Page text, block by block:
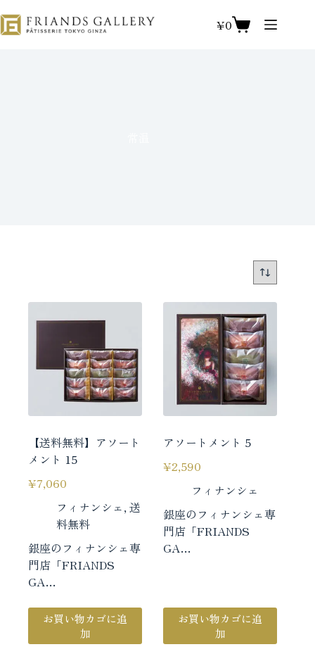
ン
シ
¥0
【送料無料】アソート
メント 15
¥7,060
フィナンシェ,送
料無料
銀座のフィナンシェ専
門店「FRIANDS
GA…
お買い物カゴに追
加
アソートメント 5
¥2,590
フィナンシェ
銀座のフィナンシェ専
門店「FRIANDS
GA…
お買い物カゴに追
加